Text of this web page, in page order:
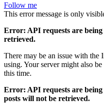
Follow me
This error message is only
Error: API requests are
retrieved.
There may be an issue with the
using. Your server might also
this time.
Error: API requests are
posts will not be retrieved.